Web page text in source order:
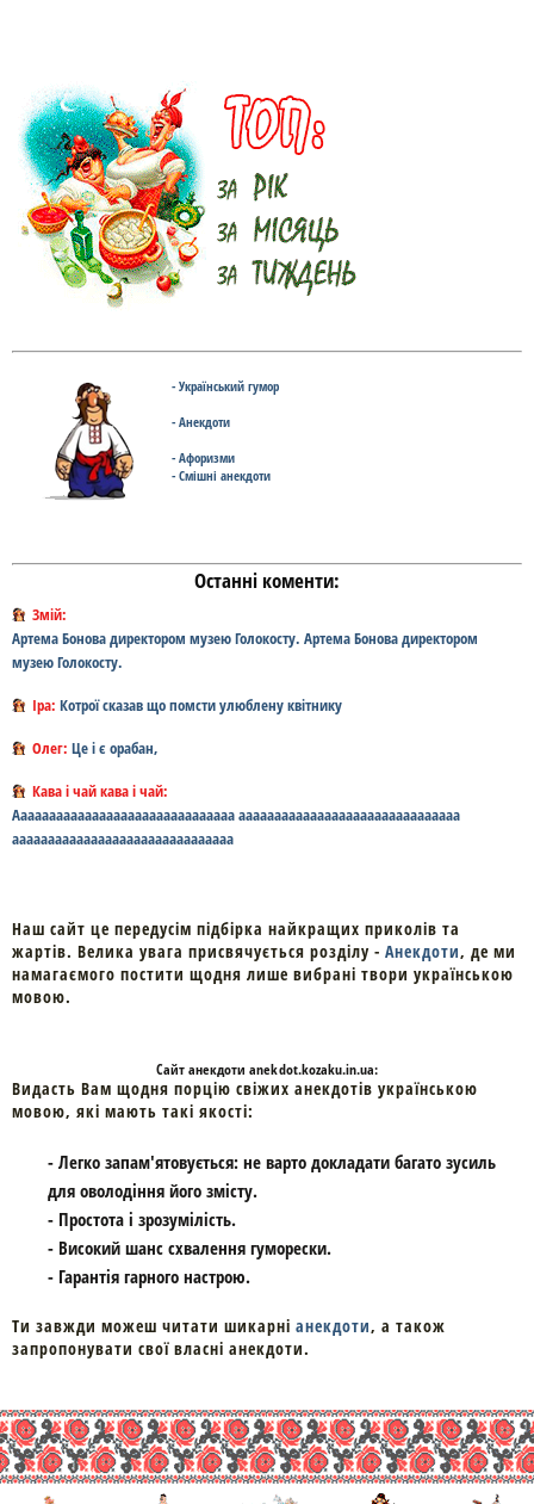
- Український гумор
- Анекдоти
- Афоризми
- Смішні анекдоти
Останні коменти:
Змій:
Артема Бонова директором музею Голокосту. Артема Бонова директором
музею Голокосту.
Іра: Котрої сказав що помсти улюблену квітнику
Олег: Це і є орабан,
Кава і чай кава і чай:
Ааааааааааааааааааааааааааааааа ааааааааааааааааааааааааааааааа
ааааааааааааааааааааааааааааааа
Наш сайт це передусім підбірка найкращих приколів та
жартів. Велика увага присвячується розділу - Анекдоти, де ми
намагаємого постити щодня лише вибрані твори українською
мовою.
Cайтанекдоти anekdot.kozaku.in.ua:
Видасть Вам щодня порцію свіжих анекдотів українською
мовою, які мають такі якості:
- Легко запам'ятовується: не варто докладати багато зусиль
для оволодіння його змісту.
- Простота і зрозумілість.
- Високий шанс схвалення гуморески.
- Гарантія гарного настрою.
Ти завжди можеш читати шикарні анекдоти, а також
запропонувати свої власні анекдоти.